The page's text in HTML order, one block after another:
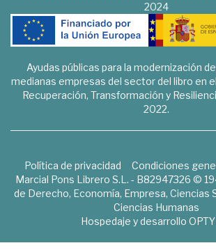
2024
Ayudas públicas para la modernización
medianas empresas del sector del libro en
Recuperación, Transformación y
2022.
Política de privacidad Condiciones
Marcial Pons Librero S.L. - B82947326 ©
de Derecho, Economía, Empresa, Ciencias
Ciencias Humanas
Hospedaje y desarrollo